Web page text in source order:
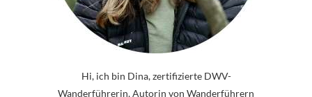
Hi, ich bin Dina, zertifizierte DWV-
Wanderführerin, Autorin von Wanderführern